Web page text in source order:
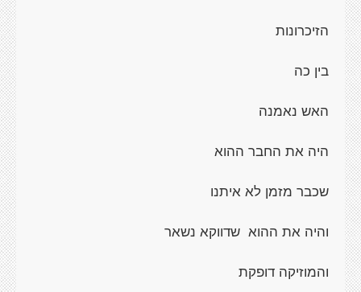
הזיכרונות
בין כה
האש נאמנה
היה את החבר ההוא
שכבר מזמן לא איתנו
והיה את ההוא שדווקא נשאר
והמוזיקה דופקת